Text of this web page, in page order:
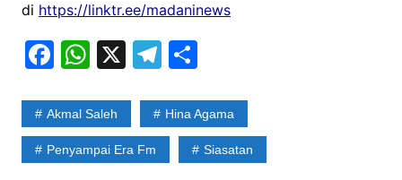
di https://linktr.ee/madaninews
F
c
e
b
W
at
s
A
X T
e
gr
a
S
ar
e
Akmal Saleh Hina Agama
Penyampai Era Fm Siasatan